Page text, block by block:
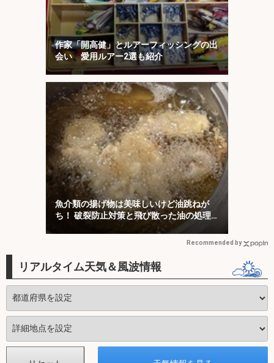
作家「開高健」とルアーフィッシングの出
会い 愛用ルアー2選も紹介
魚介類の揚げ物は美味しいけど油跳ねが
ち！ 破裂防止対策と飛び散った油の処理
Recommended by
リアルタイム天気＆風波情報